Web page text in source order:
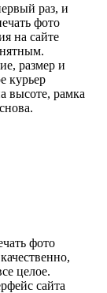
раз, и
фото
на сайте
размер и
курьер
высоте, рамка
фото
целое.
сайта